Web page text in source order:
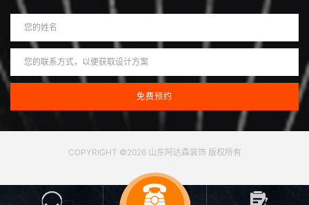
COPYRIGHT ©2026 山东阿达森装饰 版权所有